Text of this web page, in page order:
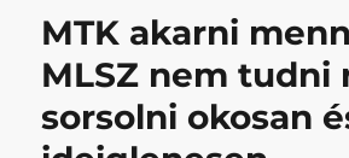
MTK akarni
MLSZ nem tudni
sorsolni okosan